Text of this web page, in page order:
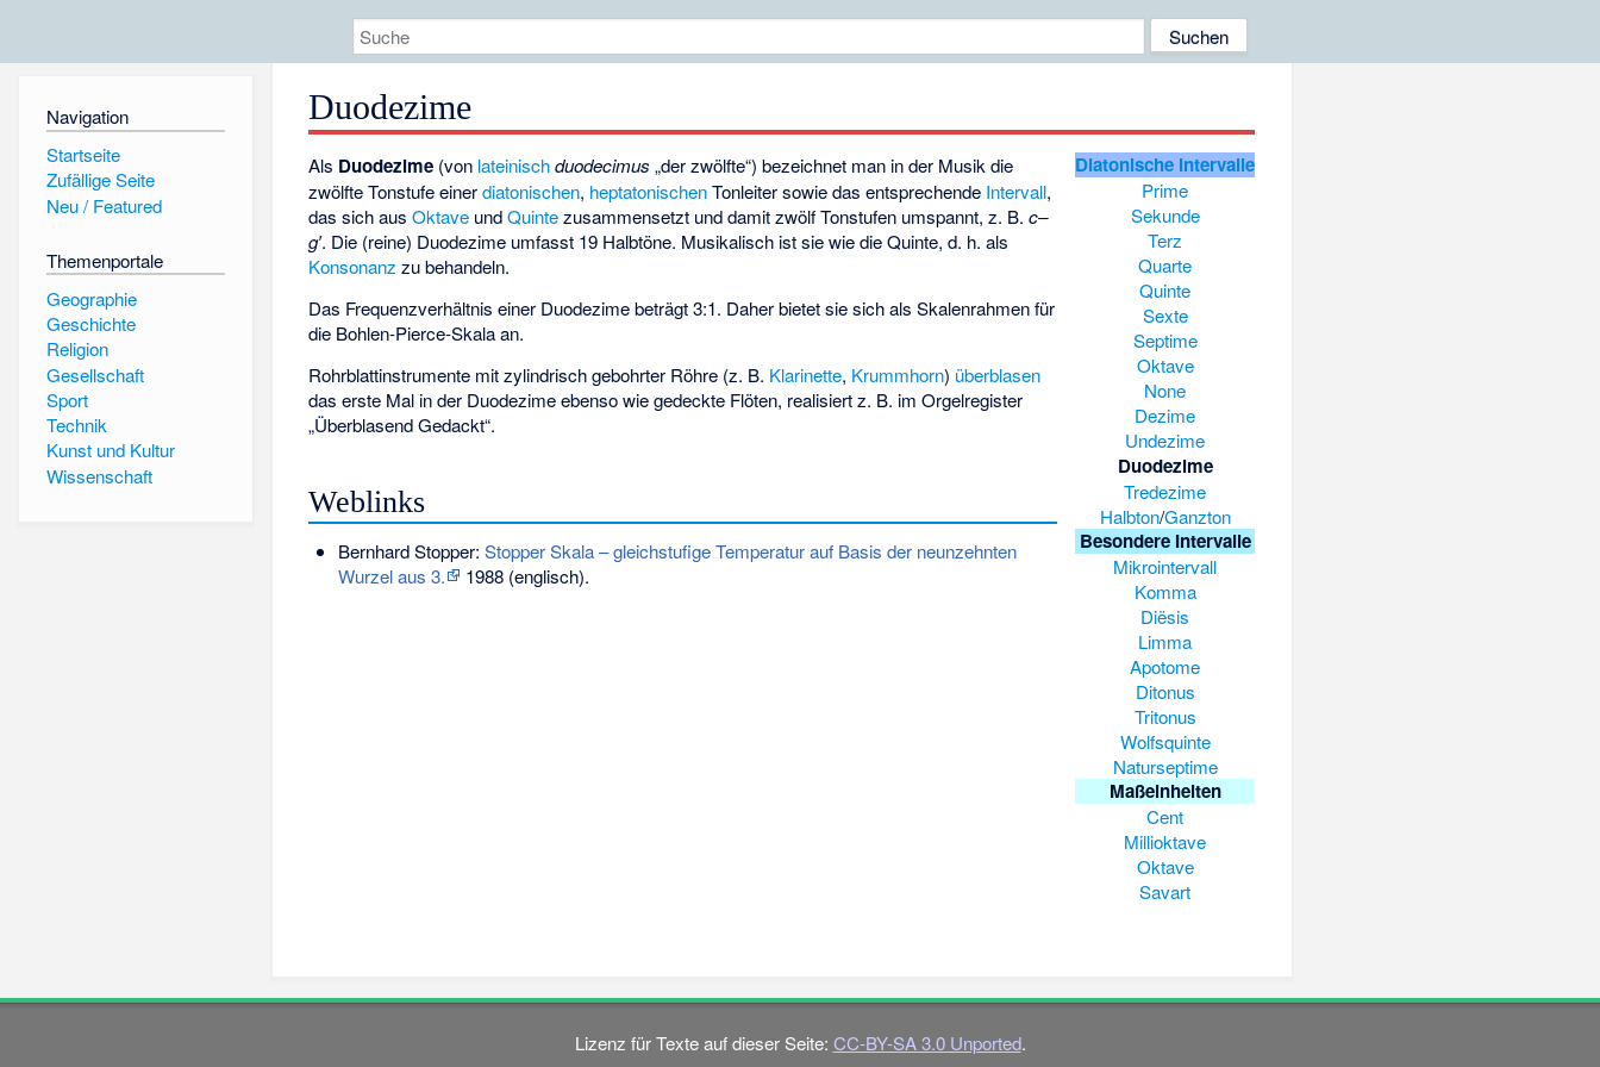
Navigation
Startseite
Zufällige Seite
Neu / Featured
Themenportale
Geographie
Geschichte
Religion
Gesellschaft
Sport
Technik
Kunst und Kultur
Wissenschaft
Duodezime
Diatonische Intervalle
Prime
Sekunde
Terz
Quarte
Quinte
Sexte
Septime
Oktave
None
Dezime
Undezime
Duodezime
Tredezime
Halbton/Ganzton
Besondere Intervalle
Mikrointervall
Komma
Diësis
Limma
Apotome
Ditonus
Tritonus
Wolfsquinte
Naturseptime
Maßeinheiten
Cent
Millioktave
Oktave
Savart
Als Duodezime (von lateinisch duodecimus „der zwölfte“) bezeichnet man in der Musik die
zwölfte Tonstufe einerdiatonischen, heptatonischenTonleiter sowie das entsprechende Intervall,
das sich ausOktave undQuintezusammensetzt und damit zwölf Tonstufen umspannt, z. B.c–
g′. Die (reine) Duodezime umfasst 19 Halbtöne. Musikalisch ist sie wie die Quinte, d. h. als
Konsonanz zu behandeln.
Das Frequenzverhältnis einer Duodezime beträgt 3:1. Daher bietet sie sich als Skalenrahmen für
die Bohlen-Pierce-Skalaan.
Rohrblattinstrumente mit zylindrisch gebohrter Röhre (z. B. Klarinette, Krummhorn) überblasen
das erste Mal in der Duodezime ebenso wie gedeckte Flöten, realisiert z. B. im Orgelregister
„Überblasend Gedackt“.
Weblinks
Bernhard Stopper: Stopper Skala – gleichstufige Temperatur auf Basis der neunzehnten
Wurzel aus 3.
1988 (englisch).
Lizenz für Texte auf dieser Seite: CC-BY-SA 3.0 Unported.